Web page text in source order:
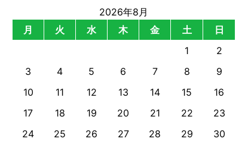
2026年8月
月
火 水 木 金 土
日
1
2
3
4 5 6 7 8
9
10
11 12 13 14 15
16
17
18 19 20 21 22
23
24
25 26 27 28 29
30